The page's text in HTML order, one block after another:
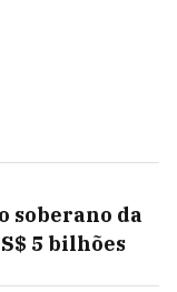
soberano da
5 bilhões